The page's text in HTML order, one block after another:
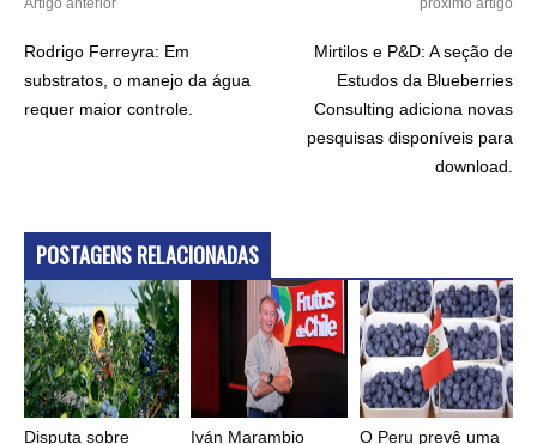
Artigo anterior
Rodrigo Ferreyra: Em
substratos, o manejo da água
requer maior controle.
próximo artigo
Mirtilos e P&D: A seção de
Estudos da Blueberries
Consulting adiciona novas
pesquisas disponíveis para
download.
POSTAGENS RELACIONADAS
Disputa sobre
Iván Marambio
O Peru prevê uma